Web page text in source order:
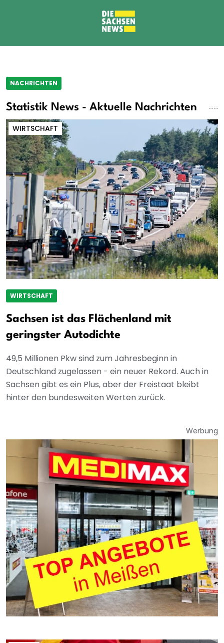
NACHRICHTEN
Statistik News - Aktuelle Nachrichten
WIRTSCHAFT
WIRTSCHAFT
Sachsen ist das Flächenland mit
geringster Autodichte
49,5 Millionen Pkw sind zum Jahresbeginn in
Deutschland zugelassen - ein neuer Rekord. Auch in
Sachsen gibt es ein Plus, aber der Freistaat bleibt
hinter den bundesweiten Werten zurück.
Werbung